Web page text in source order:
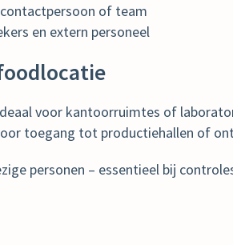
of team
en extern personeel
voor kantoorruimtes of
toegang tot productiehallen of
personen – essentieel bij